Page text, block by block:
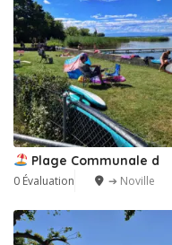
Plage Communale d
0 Évaluation ➔ Noville